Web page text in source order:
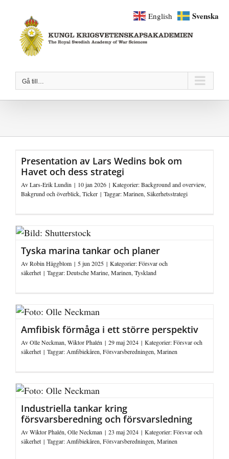
innehållet
Gå till…
Presentation av Lars Wedins bok om
Havet och dess strategi
AvLars-Erik Lundin | 10 jan 2026 | Kategorier:Background and overview,
Bakgrund och överblick,Ticker | Taggar:Marinen,Säkerhetsstrategi
Tyska marina tankar och planer
AvRobin Häggblom | 5 jun 2025 | Kategorier:Försvar och
säkerhet | Taggar:Deutsche Marine,Marinen,Tyskland
Amfibisk förmåga i ett större perspektiv
AvOlle Neckman,Wiktor Phalén | 29 maj 2024 | Kategorier:Försvar och
säkerhet | Taggar:Amfibiekåren,Försvarsberedningen,Marinen
Industriella tankar kring
försvarsberedning och försvarsledning
AvWiktor Phalén,Olle Neckman | 23 maj 2024 | Kategorier:Försvar och
säkerhet | Taggar:Amfibiekåren,Försvarsberedningen,Marinen
English Svenska